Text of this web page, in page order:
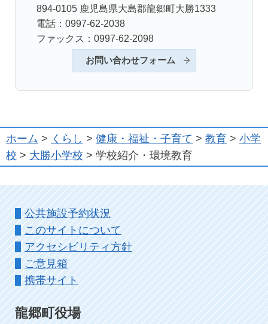
894-0105 鹿児島県大島郡龍郷町大勝1333
電話：0997-62-2038
ファックス：0997-62-2098
お問い合わせフォーム
ホーム > くらし > 健康・福祉・子育て > 教育 > 小学
校 > 大勝小学校 > 学校紹介・環境教育
公共施設予約状況
このサイトについて
アクセシビリティ方針
ご意見箱
携帯サイト
龍郷町役場